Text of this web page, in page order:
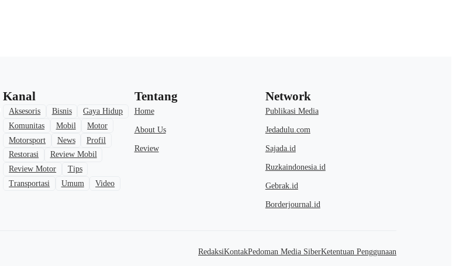
Kanal
Aksesoris Bisnis
Gaya Hidup
Komunitas
Mobil
Motor
Motorsport
News
Profil
Restorasi
Review Mobil
Review Motor
Tips
Transportasi
Umum Video
Tentang
Home
About Us
Review
Network
Publikasi Media
Jedadulu.com
Sajada.id
Ruzkaindonesia.id
Gebrak.id
Borderjournal.id
RedaksiKontakPedoman Media SiberKetentuan Penggunaan